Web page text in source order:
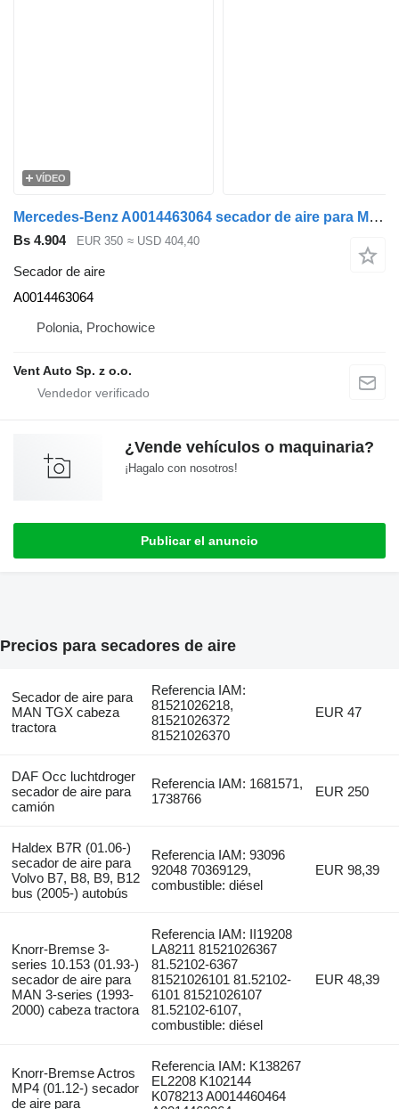
VÍDEO
Mercedes-Benz A0014463064 secador de aire para Mercedes-Benz ACTROS MP4 camión
Bs 4.904 EUR 350 ≈ USD 404,40
Secador de aire
A0014463064
Polonia, Prochowice
Vent Auto Sp. z o.o.
¿Vende vehículos o maquinaria?
¡Hagalo con nosotros!
Publicar el anuncio
Precios para secadores de aire
Secador de aire para
MAN TGX cabeza
tractora
Referencia IAM:
81521026218,
81521026372
81521026370
EUR 47
DAF Occ luchtdroger
secador de aire para
camión
Referencia IAM: 1681571,
1738766
EUR 250
Haldex B7R (01.06-)
secador de aire para
Volvo B7, B8, B9, B12
bus (2005-) autobús
Referencia IAM: 93096
92048 70369129,
combustible: diésel
EUR 98,39
Knorr-Bremse 3-
series 10.153 (01.93-)
secador de aire para
MAN 3-series (1993-
2000) cabeza tractora
Referencia IAM: II19208
LA8211 81521026367
81.52102-6367
81521026101 81.52102-
6101 81521026107
81.52102-6107,
combustible: diésel
EUR 48,39
Knorr-Bremse Actros
MP4 (01.12-) secador
de aire para
Referencia IAM: K138267
EL2208 K102144
K078213 A0014460464